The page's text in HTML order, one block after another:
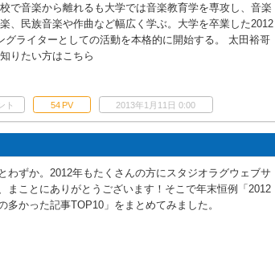
で音楽から離れるも大学では音楽教育学を専攻し、音楽
、民族音楽や作曲など幅広く学ぶ。大学を卒業した2012
グライターとしての活動を本格的に開始する。 太田裕哥
りたい方はこちら
ト 54 PV 2013年1月11日 0:00
わずか。2012年もたくさんの方にスタジオラグウェブサ
まことにありがとうございます！そこで年末恒例「2012
多かった記事TOP10」をまとめてみました。